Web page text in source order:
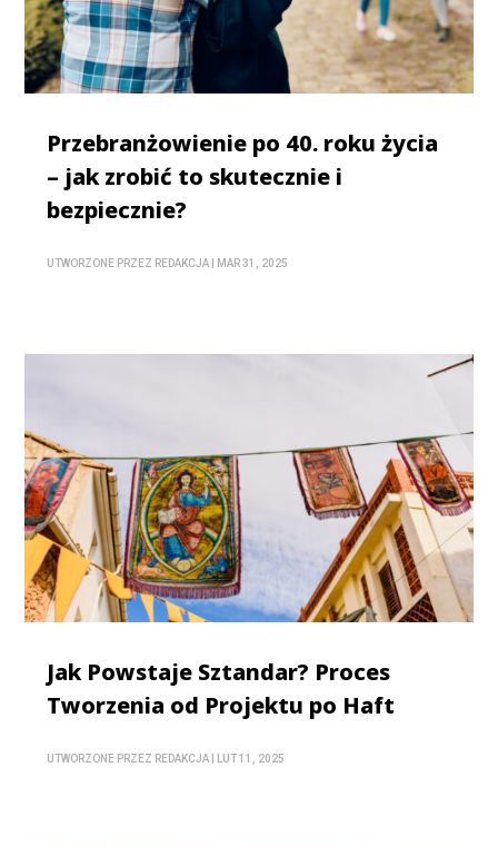
Przebranżowienie po 40. roku życia
– jak zrobić to skutecznie i
bezpiecznie?
UTWORZONE PRZEZ REDAKCJA MAR 31, 2025
Jak Powstaje Sztandar? Proces
Tworzenia od Projektu po Haft
UTWORZONE PRZEZ REDAKCJA LUT 11, 2025